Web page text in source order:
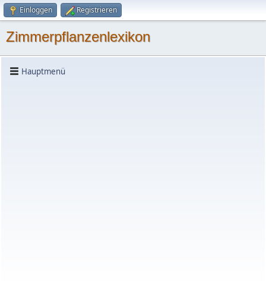
Einloggen Registrieren
Zimmerpflanzenlexikon
Hauptmenü